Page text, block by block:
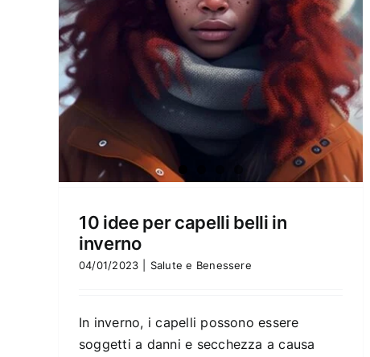
10 idee per capelli belli in
inverno
04/01/2023 Salute e Benessere
In inverno, i capelli possono essere
soggetti a danni e secchezza a causa